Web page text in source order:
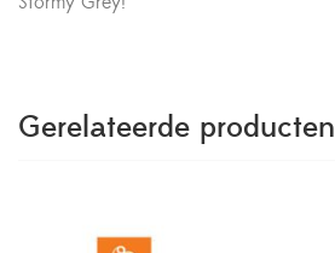
Gerelateerde producten